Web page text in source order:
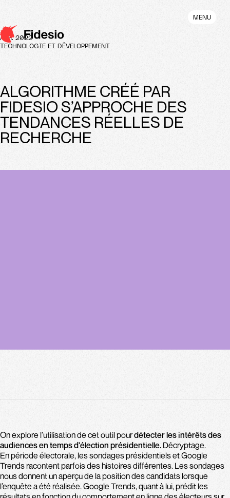
contenu
principal
MENU
AVR. 2022
TECHNOLOGIE ET DÉVELOPPEMENT
ALGORITHME CRÉÉ PAR
FIDESIO S’APPROCHE DES
TENDANCES RÉELLES DE
RECHERCHE
Body
On explore l’utilisation de cet outil pourdétecter les intérêts des
audiences en temps d'élection présidentielle. Décryptage.
En période électorale, les sondages présidentiels et Google
Trends racontent parfois des histoires différentes. Les sondages
nous donnent un aperçu de la position des candidats lorsque
l’enquête a été réalisée. Google Trends, quant à lui, prédit les